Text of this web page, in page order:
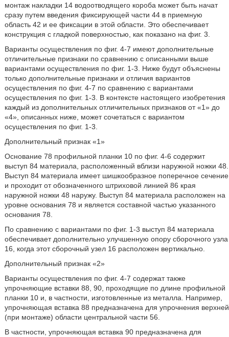
монтаж накладки 14 водоотводящего короба может быть начат
сразу путем введения фиксирующей части 44 в приемную
область 42 и ее фиксации в этой области. Это обеспечивает
конструкция с гладкой поверхностью, как показано на фиг. 3.
Варианты осуществления по фиг. 4-7 имеют дополнительные
отличительные признаки по сравнению с описанными выше
вариантами осуществления по фиг. 1-3. Ниже будут объяснены
только дополнительные признаки и отличия вариантов
осуществления по фиг. 4-7 по сравнению с вариантами
осуществления по фиг. 1-3. В контексте настоящего изобретения
каждый из дополнительных отличительных признаков от «1» до
«4», описанных ниже, может сочетаться с вариантом
осуществления по фиг. 1-3.
Дополнительный признак «1»
Основание 78 профильной планки 10 по фиг. 4-6 содержит
выступ 84 материала, расположенный вблизи наружной ножки 48.
Выступ 84 материала имеет шишкообразное поперечное сечение
и проходит от обозначенного штриховой линией 86 края
наружной ножки 48 наружу. Выступ 84 материала расположен на
уровне основания 78 и является составной частью указанного
основания 78.
По сравнению с вариантами по фиг. 1-3 выступ 84 материала
обеспечивает дополнительно улучшенную опору сборочного узла
16, когда этот сборочный узел 16 расположен вертикально.
Дополнительный признак «2»
Варианты осуществления по фиг. 4-7 содержат также
упрочняющие вставки 88, 90, проходящие по длине профильной
планки 10 и, в частности, изготовленные из металла. Например,
упрочняющая вставка 88 предназначена для упрочнения верхней
(при монтаже) области центральной части 56.
В частности, упрочняющая вставка 90 предназначена для